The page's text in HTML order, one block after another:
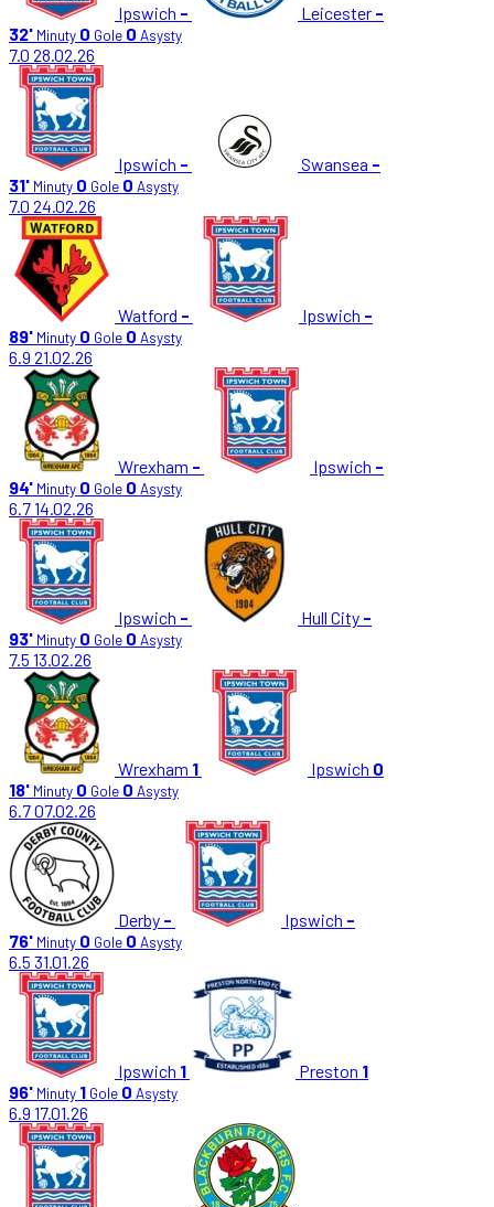
Ipswich - Leicester -
32' Minuty 0 Gole 0 Asysty
7.0 28.02.26
Ipswich - Swansea -
31' Minuty 0 Gole 0 Asysty
7.0 24.02.26
Watford - Ipswich -
89' Minuty 0 Gole 0 Asysty
6.9 21.02.26
Wrexham - Ipswich -
94' Minuty 0 Gole 0 Asysty
6.714.02.26
Ipswich - Hull City -
93' Minuty 0 Gole 0 Asysty
7.5 13.02.26
Wrexham 1 Ipswich 0
18' Minuty 0 Gole 0 Asysty
6.707.02.26
Derby - Ipswich -
76' Minuty 0 Gole 0 Asysty
6.5 31.01.26
Ipswich 1 Preston 1
96' Minuty 1 Gole 0 Asysty
6.9 17.01.26